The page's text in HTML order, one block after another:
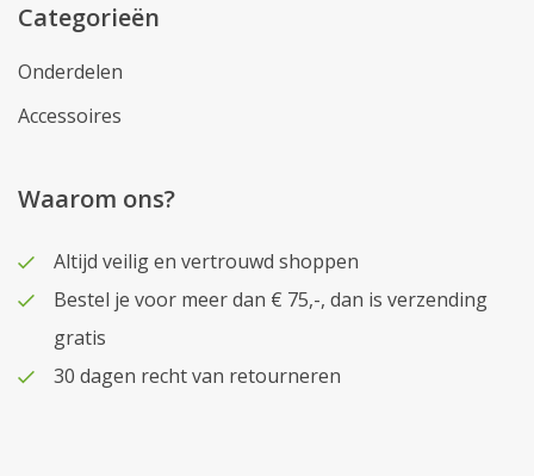
Categorieën
Onderdelen
Accessoires
Waarom ons?
Altijd veilig en vertrouwd shoppen
Bestel je voor meer dan € 75,-, dan is verzending
gratis
30 dagen recht van retourneren